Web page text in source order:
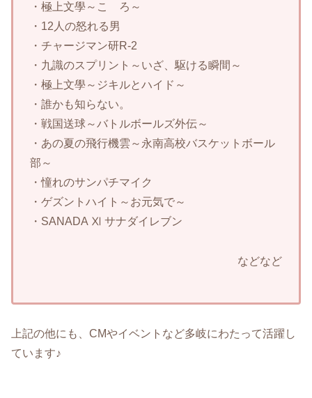
・極上文學～こゝろ～
・12人の怒れる男
・チャージマン研R-2
・九識のスプリント～いざ、駆ける瞬間～
・極上文學～ジキルとハイド～
・誰かも知らない。
・戦国送球～バトルボールズ外伝～
・あの夏の飛行機雲～永南高校バスケットボール
部～
・憧れのサンパチマイク
・ゲズントハイト～お元気で～
・SANADA Ⅺ サナダイレブン
などなど
上記の他にも、CMやイベントなど多岐にわたって活躍し
ています♪